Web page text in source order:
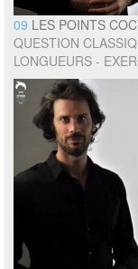
09 LES POINTS
QUESTION
LONGUEURS -